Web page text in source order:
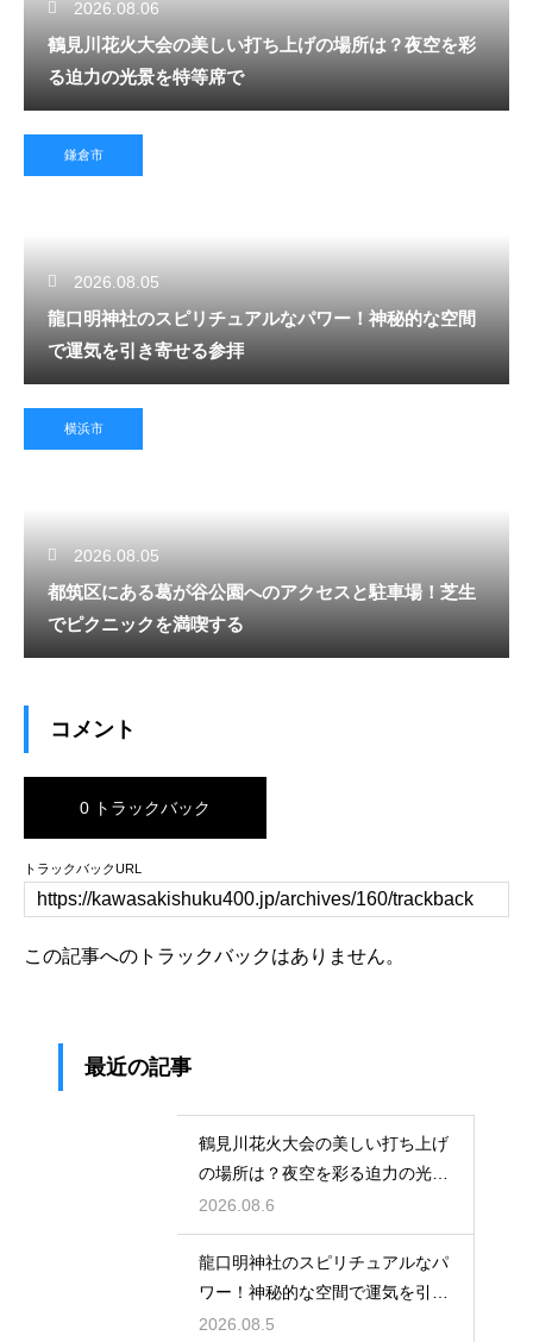
2026.08.06
鶴見川花火大会の美しい打ち上げの場所は？夜空を彩
る迫力の光景を特等席で
鎌倉市
2026.08.05
龍口明神社のスピリチュアルなパワー！神秘的な空間
で運気を引き寄せる参拝
横浜市
2026.08.05
都筑区にある葛が谷公園へのアクセスと駐車場！芝生
でピクニックを満喫する
コメント
0 トラックバック
トラックバックURL
この記事へのトラックバックはありません。
最近の記事
鶴見川花火大会の美しい打ち上げ
の場所は？夜空を彩る迫力の光景
を特等席で
2026.08.6
龍口明神社のスピリチュアルなパ
ワー！神秘的な空間で運気を引き
寄せる参拝
2026.08.5